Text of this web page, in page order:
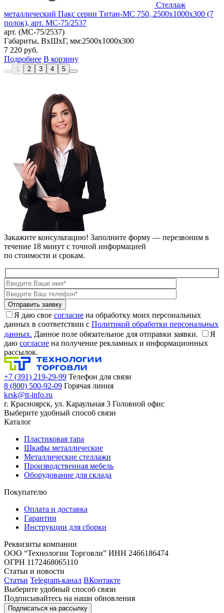
Стеллаж
металлический Пакс серии Титан-МС 750, 2500x1000x300 (7
полок), арт. МС-75/2537
арт. (МС-75/2537)
Габариты, ВxШxГ, мм:2500x1000x300
7 220 руб.
Подробнее В корзину
1 2 3 4 5
Закажите консультацию! Заполните форму — перезвоним в
течение 18 минут с точной информацией
по стоимости и срокам.
Я даю свое согласие на обработку моих персональных
данных в соответствии с Политикой обработки персональных
данных. Данное поле обязательное для отправки заявки.
Я
даю согласие на получение рекламных и информационных
рассылок.
+7 (391) 219-29-99 Телефон для связи
8 (800) 500-92-09 Горячая линия
krsk@tt-info.ru
г. Красноярск, ул. Караульная 3 Головной офис
Выберите удобный способ связи
Каталог
Пластиковая тара
Шкафы металлические
Металлические стеллажи
Производственная мебель
Оборудование для склада
Покупателю
Оплата и доставка
Гарантии
Инструкции для сборки
Реквизиты компании
ООО “Технологии Торговли” ИНН 2466186474
ОГРН 1172468065110
Статьи и новости
Статьи Telegram-канал ВКонтакте
Выберите удобный способ связи
Подписывайтесь на наши обновления
Подписаться на рассылку